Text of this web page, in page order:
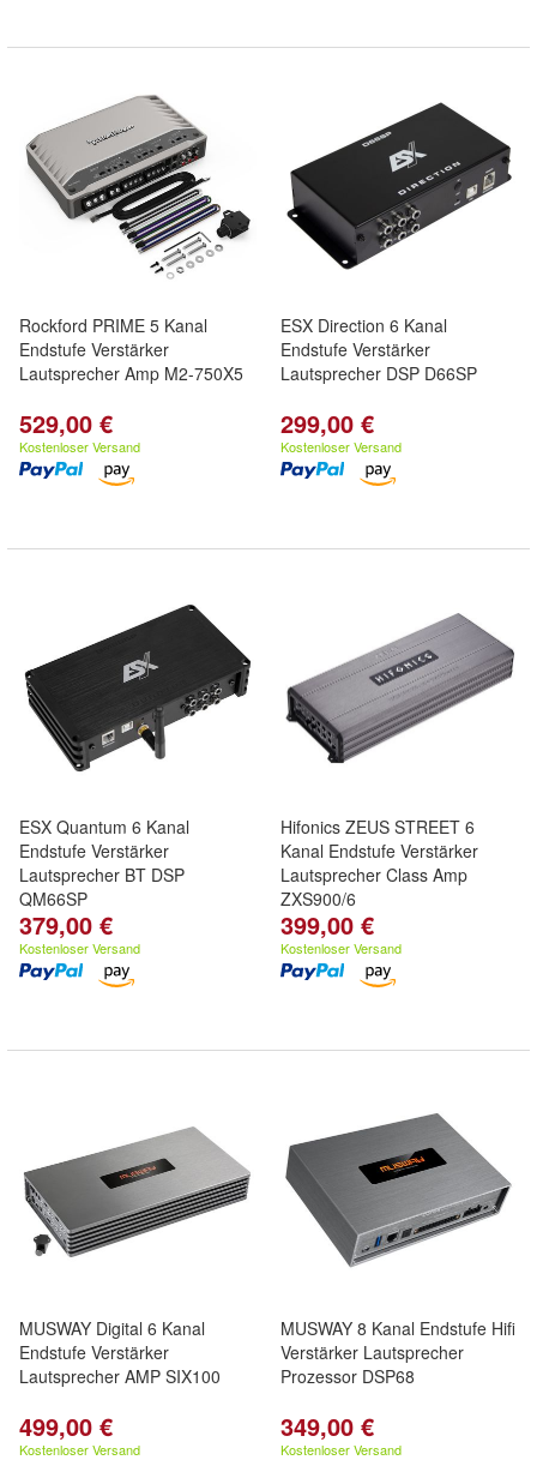
Rockford PRIME 5 Kanal
Endstufe Verstärker
Lautsprecher Amp M2-750X5
529,00 €
Kostenloser Versand
ESX Direction 6 Kanal
Endstufe Verstärker
Lautsprecher DSP D66SP
299,00 €
Kostenloser Versand
ESX Quantum 6 Kanal
Endstufe Verstärker
Lautsprecher BT DSP
QM66SP
379,00 €
Kostenloser Versand
Hifonics ZEUS STREET 6
Kanal Endstufe Verstärker
Lautsprecher Class Amp
ZXS900/6
399,00 €
Kostenloser Versand
MUSWAY Digital 6 Kanal
Endstufe Verstärker
Lautsprecher AMP SIX100
499,00 €
Kostenloser Versand
MUSWAY 8 Kanal Endstufe Hifi
Verstärker Lautsprecher
Prozessor DSP68
349,00 €
Kostenloser Versand